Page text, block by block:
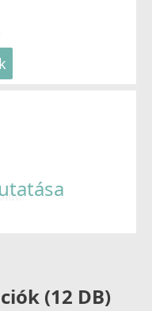
(12 DB)